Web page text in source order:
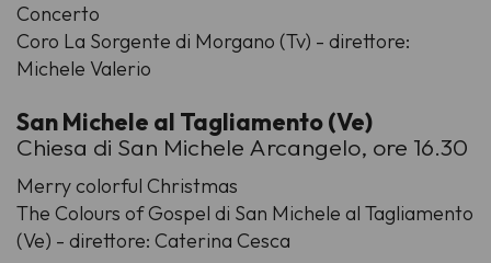
Concerto
Coro La Sorgente di Morgano (Tv) - direttore:
Michele Valerio
San Michele al Tagliamento (Ve)
Chiesa di San Michele Arcangelo, ore 16.30
Merry colorful Christmas
The Colours of Gospel di San Michele al Tagliamento
(Ve) - direttore: Caterina Cesca